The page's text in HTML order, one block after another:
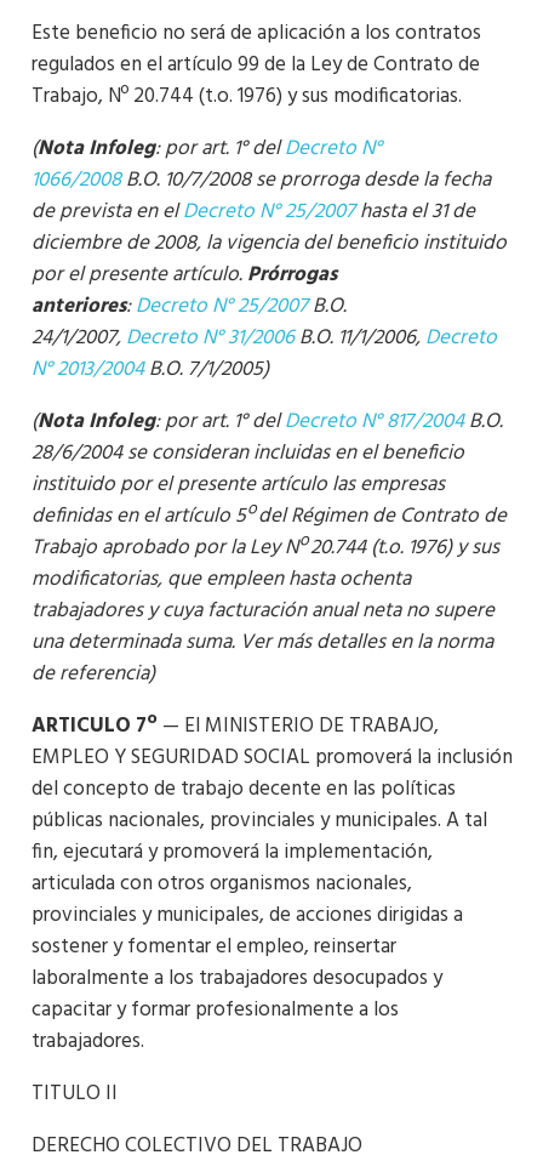
Este beneficio no será de aplicación a los contratos
regulados en el artículo 99 de la Ley de Contrato de
Trabajo, Nº 20.744 (t.o. 1976) y sus modificatorias.
(Nota Infoleg: por art. 1° delDecreto N°
1066/2008 B.O. 10/7/2008 se prorroga desde la fecha
de prevista en elDecreto N° 25/2007 hasta el 31 de
diciembre de 2008, la vigencia del beneficio instituido
por el presente artículo.Prórrogas
anteriores: Decreto N° 25/2007 B.O.
24/1/2007, Decreto N° 31/2006 B.O. 11/1/2006,Decreto
N° 2013/2004 B.O. 7/1/2005)
(Nota Infoleg: por art. 1° delDecreto N° 817/2004 B.O.
28/6/2004 se consideran incluidas en el beneficio
instituido por el presente artículo las empresas
definidas en el artículo 5º del Régimen de Contrato de
Trabajo aprobado por la Ley Nº 20.744 (t.o. 1976) y sus
modificatorias, que empleen hasta ochenta
trabajadores y cuya facturación anual neta no supere
una determinada suma. Ver más detalles en la norma
de referencia)
ARTICULO 7º— El MINISTERIO DE TRABAJO,
EMPLEO Y SEGURIDAD SOCIAL promoverá la inclusión
del concepto de trabajo decente en las políticas
públicas nacionales, provinciales y municipales. A tal
fin, ejecutará y promoverá la implementación,
articulada con otros organismos nacionales,
provinciales y municipales, de acciones dirigidas a
sostener y fomentar el empleo, reinsertar
laboralmente a los trabajadores desocupados y
capacitar y formar profesionalmente a los
trabajadores.
TITULO II
DERECHO COLECTIVO DEL TRABAJO